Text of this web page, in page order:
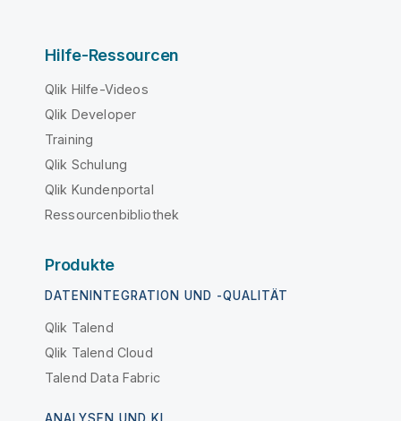
Hilfe-Ressourcen
Qlik Hilfe-Videos
Qlik Developer
Training
Qlik Schulung
Qlik Kundenportal
Ressourcenbibliothek
Produkte
DATENINTEGRATION UND -QUALITÄT
Qlik Talend
Qlik Talend Cloud
Talend Data Fabric